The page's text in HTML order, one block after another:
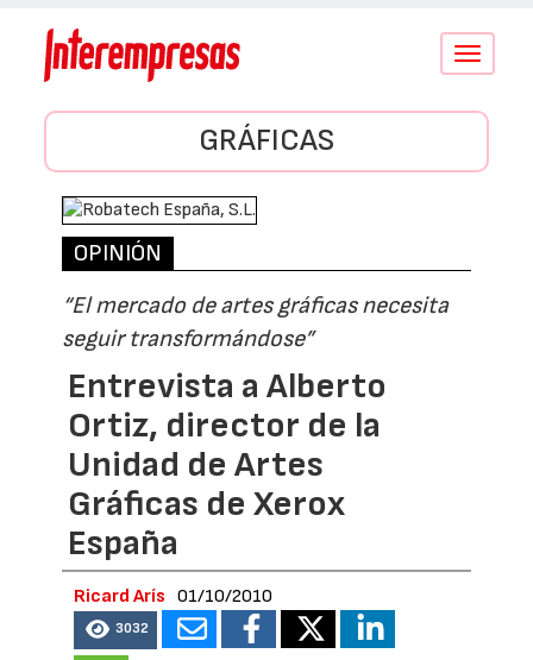
Conmutar
GRÁFICAS
OPINIÓN
“El mercado de artes gráficas necesita
seguir transformándose”
Entrevista a Alberto
Ortiz, director de la
Unidad de Artes
Gráficas de Xerox
España
Ricard Arís 01/10/2010
3032